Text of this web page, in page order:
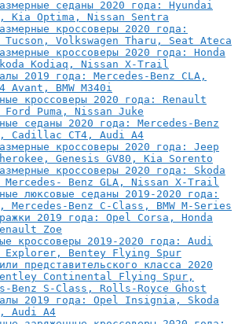
седаны 2020 года: Hyundai
Kia Optima, Nissan Sentra
кроссоверы 2020 года:
Tucson, Volkswagen Tharu, Seat Ateca
кроссоверы 2020 года: Honda
Kodiaq, Nissan X-Trail
2019 года: Mercedes-Benz CLA,
Avant, BMW M340i
кроссоверы 2020 года: Renault
Puma, Nissan Juke
седаны 2020 года: Mercedes-Benz
Cadillac CT4, Audi A4
кроссоверы 2020 года: Jeep
Genesis GV80, Kia Sorento
кроссоверы 2020 года: Skoda
Mercedes- Benz GLA, Nissan X-Trail
люксовые седаны 2019-2020 года:
Mercedes-Benz C-Class, BMW M-Series
2019 года: Opel Corsa, Honda
Zoe
кроссоверы 2019-2020 года: Audi
Explorer, Bentey Flying Spur
представительского класса 2020
Continental Flying Spur,
Benz S-Class, Rolls-Royce Ghost
2019 года: Opel Insignia, Skoda
Audi A4